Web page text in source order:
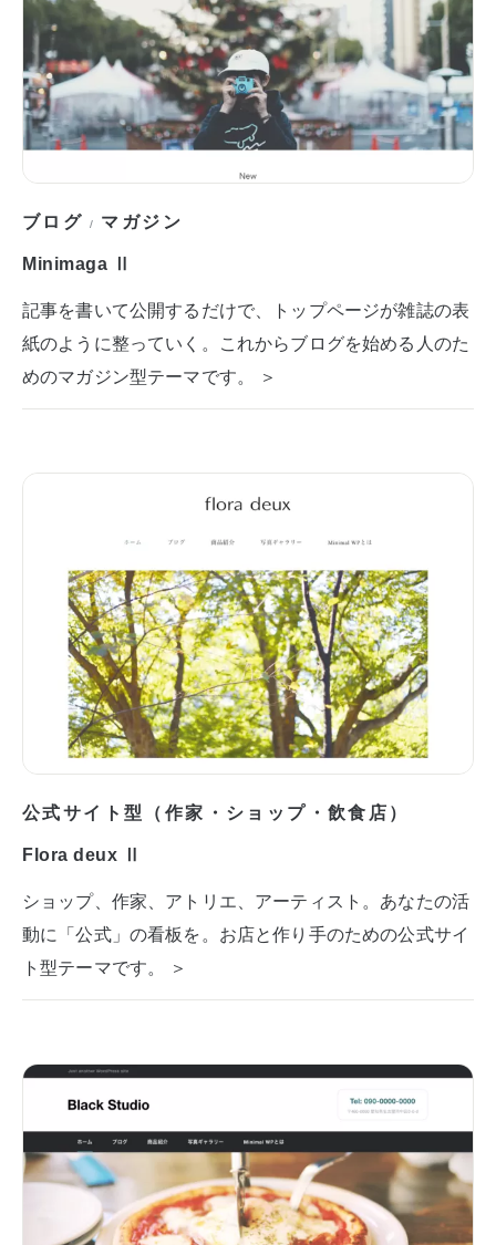
ブログ / マガジン
Minimaga Ⅱ
記事を書いて公開するだけで、トップページが雑誌の表
紙のように整っていく。これからブログを始める人のた
めのマガジン型テーマです。 ＞
公式サイト型（作家・ショップ・飲食店）
Flora deux Ⅱ
ショップ、作家、アトリエ、アーティスト。あなたの活
動に「公式」の看板を。お店と作り手のための公式サイ
ト型テーマです。 ＞